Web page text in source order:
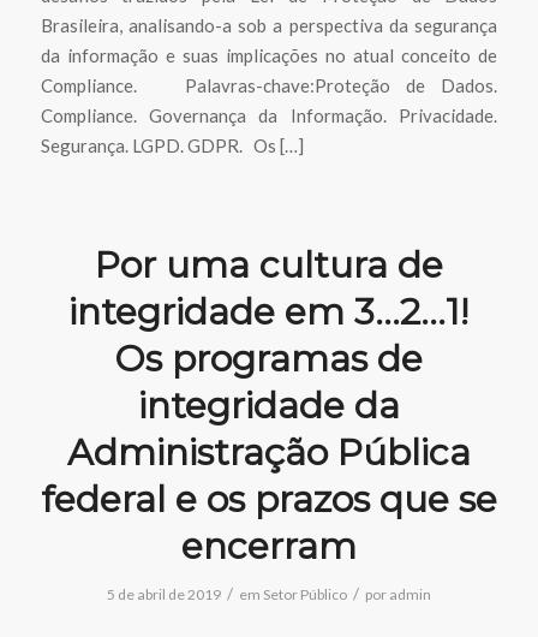
Brasileira, analisando-a sob a perspectiva da segurança
da informação e suas implicações no atual conceito de
Compliance. Palavras-chave:Proteção de Dados.
Compliance. Governança da Informação. Privacidade.
Segurança. LGPD. GDPR. Os […]
Por uma cultura de
integridade em 3…2…1!
Os programas de
integridade da
Administração Pública
federal e os prazos que se
encerram
5 de abril de 2019 / em Setor Público / por admin